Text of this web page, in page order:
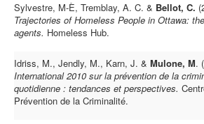
Sylvestre, M-È, Tremblay, A. C. & Bellot, C.
Trajectories of Homeless People in Ottawa:
agents. Homeless Hub.
Idriss, M., Jendly, M., Karn, J. & Mulone, M.
International 2010 sur la prévention de la
quotidienne : tendances et perspectives.
Prévention de la Criminalité.